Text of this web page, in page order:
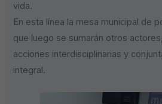
vida.
En esta línea la mesa municipal de
que luego se sumarán otros
acciones interdisciplinarias y
integral.